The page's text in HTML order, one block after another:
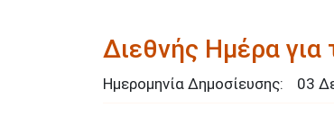
Διεθνής Ημέρα για
Ημερομηνία Δημοσίευσης: 03